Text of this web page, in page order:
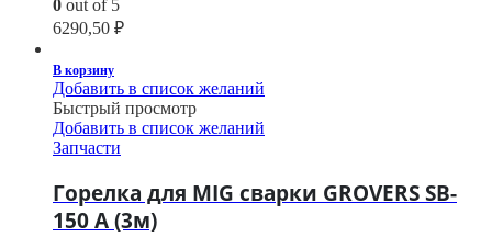
0 out of 5
6290,50 ₽
В корзину
Добавить в список желаний
Быстрый просмотр
Добавить в список желаний
Запчасти
Горелка для MIG сварки GROVERS SB-
150 A (3м)